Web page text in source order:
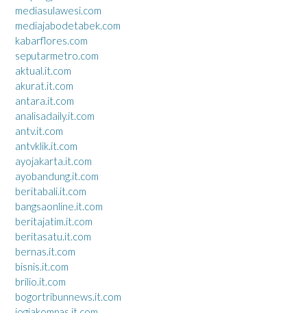
mediasulawesi.com
mediajabodetabek.com
kabarflores.com
seputarmetro.com
aktual.it.com
akurat.it.com
antara.it.com
analisadaily.it.com
antv.it.com
antvklik.it.com
ayojakarta.it.com
ayobandung.it.com
beritabali.it.com
bangsaonline.it.com
beritajatim.it.com
beritasatu.it.com
bernas.it.com
bisnis.it.com
brilio.it.com
bogortribunnews.it.com